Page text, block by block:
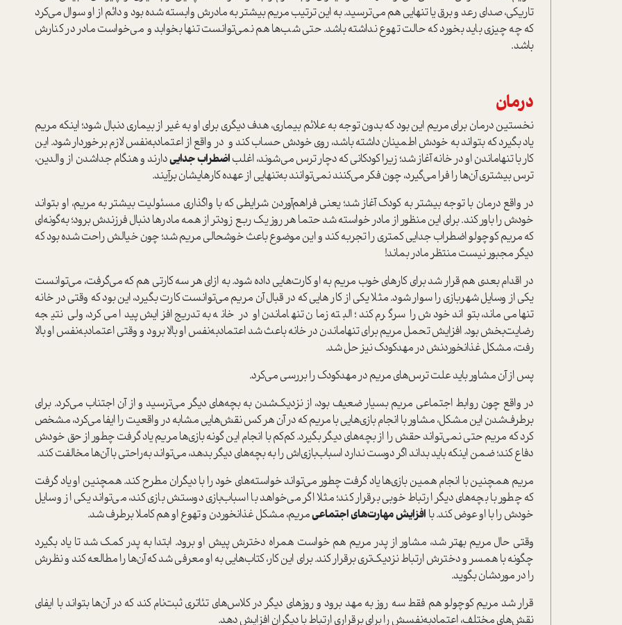
تاريكي، صداي رعد و برق يا تنهايي هم مي‌ترسيد. به اين ترتيب مريم بيشتر به مادرش وابسته شده بود و دائم از او سوال مي‌كرد
كه چه چيزي بايد بخورد كه حالت تهوع نداشته باشد. حتي شب‌ها هم نمي‌توانست تنها بخوابد و مي‌خواست مادر در كنارش
باشد.
درمان
نخستين درمان براي مريم اين بود كه بدون توجه به علائم بيماري، هدف ديگري براي او به غير از بيماري دنبال شود؛ اينكه مريم
ياد بگيرد که بتواند به خودش اطمينان داشته باشد، روي خودش حساب كند و در واقع از اعتماد‌به‌نفس لازم برخوردار شود. اين
كار با تنها‌ماندن او در خانه آغاز شد؛ زيرا كودكاني كه دچار ترس مي‌شوند، اغلباضطراب جداييدارند و هنگام جدا‌شدن از والدين،
ترس بيشتري آن‌ها را فرا مي‌گيرد، چون فكر مي‌كنند نمي‌‌توانند به‌تنهايي از عهده كارهايشان برآيند.
در واقع درمان با توجه بيشتر به كودك آغاز شد؛ يعني فراهم‌آوردن شرايطي كه با واگذاري مسئوليت بيشتر به مريم، او بتواند
خودش را باور كند. براي اين منظور از مادر خواسته شد حتما هر روز يك ربع زودتر از همه مادرها دنبال فرزندش برود؛ به‌گونه‌اي
كه مريم كوچولو اضطراب جدايي كمتري را تجربه كند و اين موضوع باعث خوشحالي مريم شد؛ چون خيالش راحت شده بود كه
ديگر مجبور نيست منتظر مادر بماند!
در اقدام بعدي هم قرار شد براي كارهاي خوب مريم به او كارت‌هايي داده شود. به ازاي هر سه كارتي هم كه مي‌گرفت، مي‌توانست
يكي از وسايل شهر‌بازي را سوار شود. مثلا يكي از كار هايي كه در قبال آن مريم مي‌توانست كارت بگيرد، اين بود كه وقتي در خانه
تنها می‌ماند، بتواند خودش را سرگرم كند؛ البته زمان تنها‌ماندن او در خانه به‌تدريج افزايش پيدا مي‌كرد، ولي نتيجه
رضايت‌بخش بود. افزايش تحمل مريم براي تنهاماندن در خانه باعث شد اعتماد‌به‌نفس او بالا برود و وقتي اعتماد‌به‌نفس او بالا
رفت، مشكل غذا‌نخوردنش در مهد‌كودك نيز حل شد.
پس از آن مشاور بايد علت ترس‌هاي مريم در مهد‌كودك را بررسي مي‌كرد.
در واقع چون روابط اجتماعي مريم بسيار ضعيف بود، از نزديك‌شدن به بچه‌هاي ديگر مي‌ترسيد و از آن اجتناب مي‌كرد. براي
برطرف‌شدن اين مشكل، مشاور با انجام بازي‌هايي با مريم كه در آن هر كس نقش‌هايي مشابه در واقعيت را ايفا مي‌كرد، مشخص
کرد که مريم حتي نمي‌تواند حقش را از بچه‌هاي ديگر بگيرد. كم‌كم با انجام اين گونه بازي‌ها مريم ياد گرفت چطور از حق خودش
دفاع كند؛ ضمن اينكه بايد بداند اگر دوست ندارد اسباب‌بازي‌اش را به بچه‌هاي ديگر بدهد، مي‌تواند به‌راحتي با آن‌ها مخالفت كند.
مريم همچنين با انجام همين بازي‌ها ياد گرفت چطور ‌می‌تواند خواسته‌هاي خود را با ديگران مطرح كند. همچنين او ياد گرفت
که چطور با بچه‌هاي ديگر ارتباط خوبي برقرار كند؛ مثلا اگر مي‌خواهد با اسباب‌بازي دوستش بازي كند، مي‌تواند يكي از وسايل
خودش را با او عوض كند. با افزايش مهارت‌هاي اجتماعيمريم، مشكل غذا‌نخوردن و تهوع او هم كاملا برطرف شد.
وقتي حال مريم بهتر شد، مشاور از پدر مريم هم خواست همراه دخترش پيش او برود. ابتدا به پدر كمك شد تا ياد بگيرد
چگونه با همسر و دخترش ارتباط نزديك‌تري برقرار كند. براي اين كار، كتاب‌هايي به او معرفي شد كه آن‌ها را مطالعه كند و نظرش
را در موردشان بگويد.
قرار شد مريم كوچولو هم فقط سه روز به مهد برود و روزهاي ديگر در كلاس‌هاي تئاتري ثبت‌نام كند كه در آن‌ها بتواند با ايفاي
نقش‌هاي مختلف، اعتماد‌به‌نفسش را براي بر‌قراري ارتباط با ديگران افزايش دهد.